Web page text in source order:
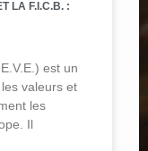
LA F.I.C.B. :
est un
valeurs et
les
Il